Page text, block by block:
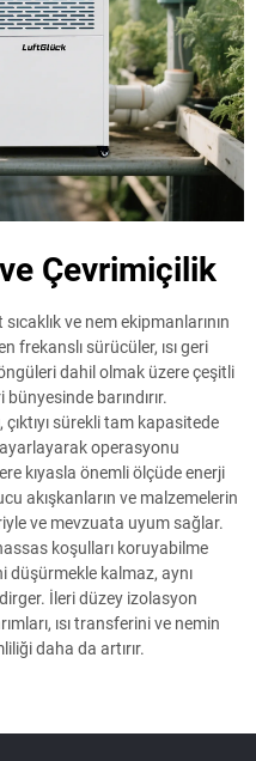
Çevrimiçilik
ve nem ekipmanlarının
frekanslı sürücüler, ısı geri
dahil olmak üzere çeşitli
barındırır.
sürekli tam kapasitede
operasyonu
kıyasla önemli ölçüde enerji
akışkanların ve malzemelerin
ve mevzuata uyum sağlar.
koşulları koruyabilme
düşürmekle kalmaz, aynı
İleri düzey izolasyon
ısı transferini ve nemin
daha da artırır.